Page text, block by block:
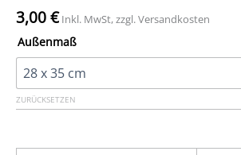
3,00€ Inkl. MwSt, zzgl. Versandkosten
Außenmaß
ZURÜCKSETZEN